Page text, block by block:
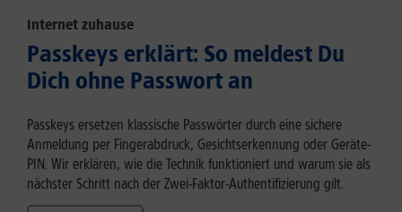
Internet zuhause
Passkeys erklärt: So meldest Du
Dich ohne Passwort an
Passkeys ersetzen klassische Passwörter durch eine sichere
Anmeldung per Fingerabdruck, Gesichtserkennung oder Geräte-
PIN. Wir erklären, wie die Technik funktioniert und warum sie als
nächster Schritt nach der Zwei-Faktor-Authentifizierung gilt.